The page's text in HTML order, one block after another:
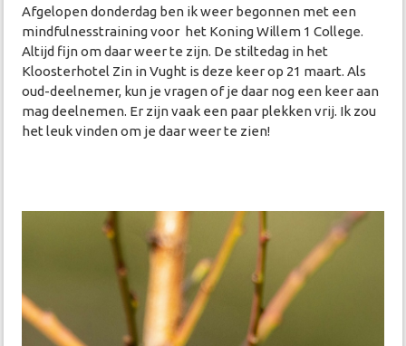
Afgelopen donderdag ben ik weer begonnen met een
mindfulnesstraining voor het Koning Willem 1 College.
Altijd fijn om daar weer te zijn. De stiltedag in het
Kloosterhotel Zin in Vught is deze keer op 21 maart. Als
oud-deelnemer, kun je vragen of je daar nog een keer aan
mag deelnemen. Er zijn vaak een paar plekken vrij. Ik zou
het leuk vinden om je daar weer te zien!